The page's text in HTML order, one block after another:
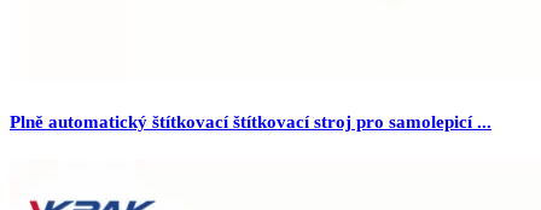
Plně automatický štítkovací štítkovací stroj pro samolepicí ...